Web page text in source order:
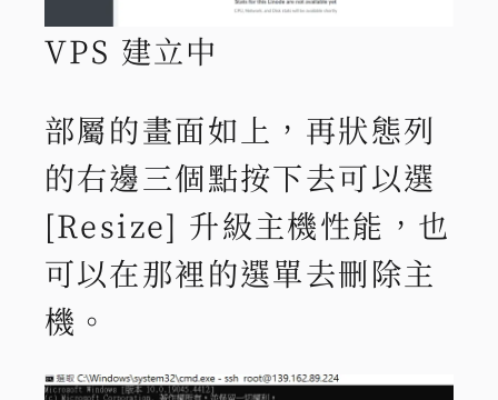
VPS 建立中
部屬的畫面如上，再狀態列
的右邊三個點按下去可以選
[Resize] 升級主機性能，也
可以在那裡的選單去刪除主
機。